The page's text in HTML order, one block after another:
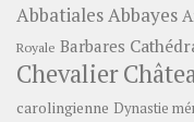
Abbatiales Abbayes
Royale Barbares
Chevalier
carolingienne Dynastie